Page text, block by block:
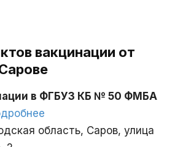
вакцинации от
в ФГБУЗ КБ № 50 ФМБА
область, Саров, улица